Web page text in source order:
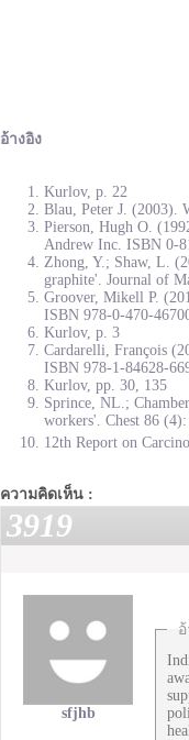
อ้างอิง
Kurlov, p. 22
Blau, Peter J. (2003).
Pierson, Hugh O.
Andrew Inc. ISBN 0-
Zhong, Y.; Shaw, L.
graphite'. Journal of
Groover, Mikell P.
ISBN 978-0-470-
Kurlov, p. 3
Cardarelli, François
ISBN 978-1-84628-
Kurlov, pp. 30, 135
Sprince, NL.;
workers'. Chest 86
12th Report on
ความคิดเห็น :
3919
sfjhb
อ้